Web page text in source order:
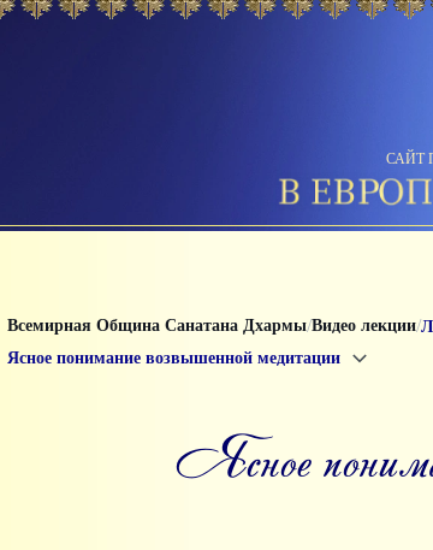
САЙТ
Всемирная Община Санатана Дхармы/Видео лекции/
Ясное понимание возвышенной медитации
ясное